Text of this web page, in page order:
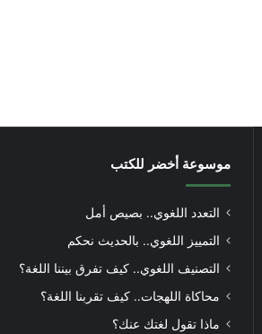
موسوعة أخضر للكتب
التعدد اللغوي.. بصيص أمل
التمييز اللغوي.. بالحديث نحكم
التصنيف اللغوي.. كيف تفرق بيننا اللغة؟
محاكاة اللهجات.. كيف تقربنا اللغة؟
ماذا تقول لغتك عنك؟